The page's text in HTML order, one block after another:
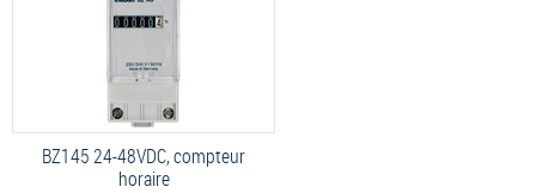
BZ145 24-48VDC, compteur
horaire